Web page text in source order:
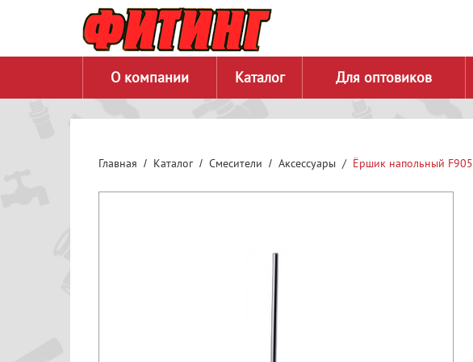
О компании Каталог Для оптовиков
Главная Каталог Смесители Аксессуары Ёршик напольный F905